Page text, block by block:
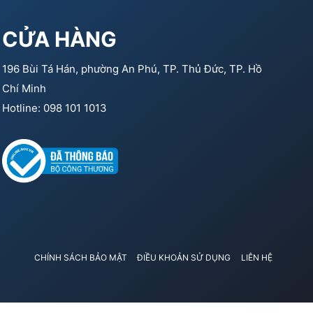
CỬA HÀNG
196 Bùi Tá Hán, phường An Phú, TP. Thủ Đức, TP. Hồ
Chí Minh
Hotline: 098 101 1013
CHÍNH SÁCH BẢO MẬT ĐIỀU KHOẢN SỬ DỤNG LIÊN HỆ